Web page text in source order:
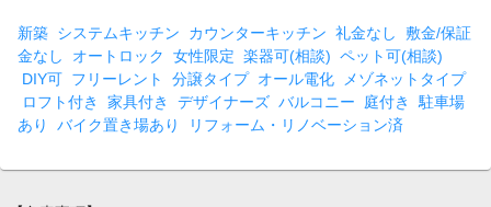
新築 システムキッチン カウンターキッチン 礼金なし
敷金/保証
金なし
オートロック 女性限定 楽器可(相談) ペット可(相談)
DIY可 フリーレント 分譲タイプ オール電化
メゾネットタイプ
ロフト付き
家具付き デザイナーズ バルコニー 庭付き
駐車場
あり
バイク置き場あり リフォーム・リノベーション済